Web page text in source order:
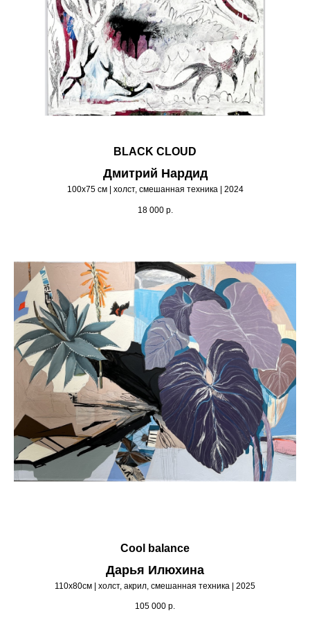
BLACK CLOUD
Дмитрий Нардид
100х75 см | холст, смешанная техника | 2024
18 000 р.
Cool balance
Дарья Илюхина
110х80см | холст, акрил, смешанная техника | 2025
105 000 р.